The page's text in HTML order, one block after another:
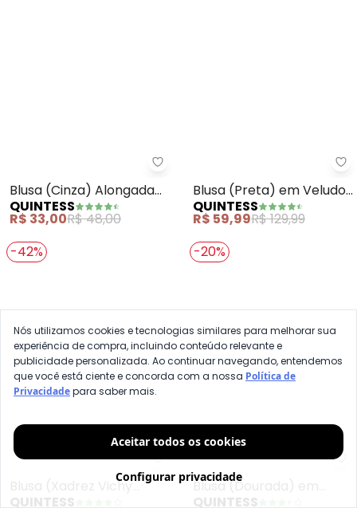
Blusa (Cinza) Alongada
com Manga Tulipa
QUINTESS
R$ 33,00R$ 48,00
Blusa (Preta) em Veludo
Cotelê
QUINTESS
R$ 59,99R$ 129,99
-42%
Quintess - Blusa (Xadrez
Blusa (Xadrez Vichy
-20%
Blusa (Dourada) em
Nós utilizamos cookies e tecnologias similares para melhorar sua
experiência de compra, incluindo conteúdo relevante e
publicidade personalizada. Ao continuar navegando, entendemos
que você está ciente e concorda com a nossa Política de
Privacidadepara saber mais.
Aceitar todos os cookies
Configurar privacidade